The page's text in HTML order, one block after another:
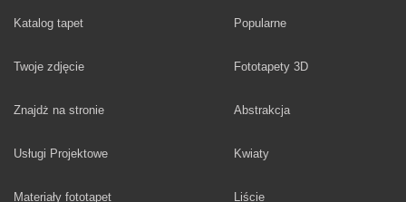
Katalog tapet
Twoje zdjęcie
Znajdż na stronie
Usługi Projektowe
Materiały fototapet
Fototapety
Popularne
Fototapety 3D
Fototapety
Abstrakcja
Fototapety
Kwiaty
Fototapety
Liście